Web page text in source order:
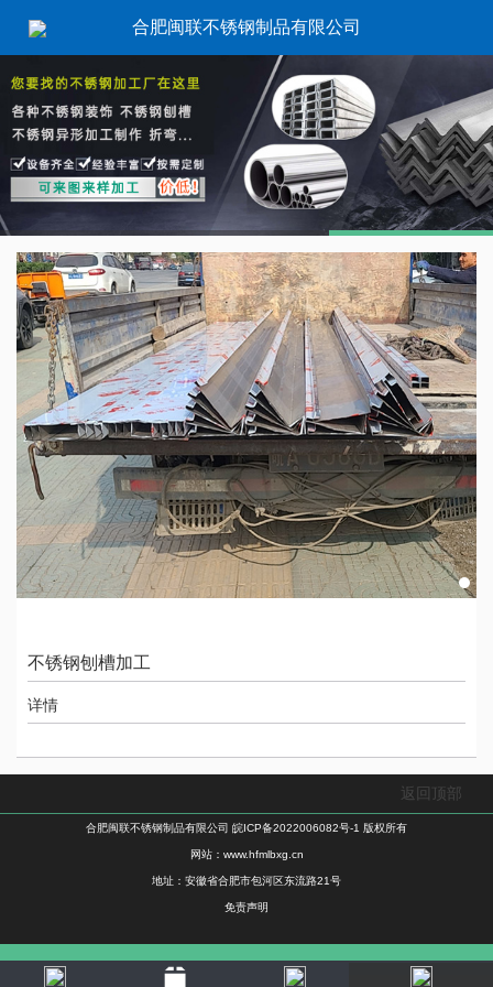
合肥闽联不锈钢制品有限公司
不锈钢刨槽加工
详情
返回顶部
合肥闽联不锈钢制品有限公司 皖ICP备2022006082号-1 版权所有
网站： www.hfmlbxg.cn
地址：安徽省合肥市包河区东流路21号
免责声明